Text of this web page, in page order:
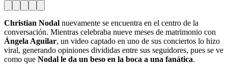
Christian Nodal nuevamente se encuentra en el centro de la
conversación. Mientras celebraba nueve meses de matrimonio con
Ángela Aguilar, un video captado en uno de sus conciertos lo hizo
viral, generando opiniones divididas entre sus seguidores, pues se ve
como que Nodal le da un beso en la boca a una fanática.